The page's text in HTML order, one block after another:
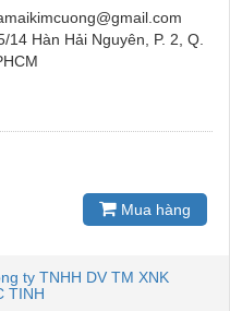
14 Hàn Hải Nguyên, P. 2, Q.
Mua hàng
ty TNHH DV TM XNK
TINH